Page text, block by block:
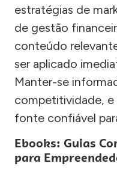
estratégias de
de gestão
conteúdo
ser aplicado
Manter-se
competitividade, e
fonte confiável
Ebooks: Guias
para